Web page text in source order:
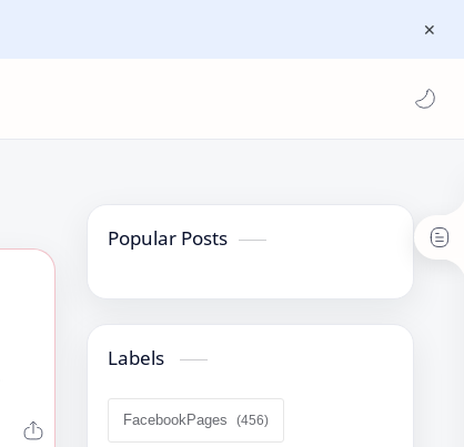
Popular Posts
Labels
FacebookPages